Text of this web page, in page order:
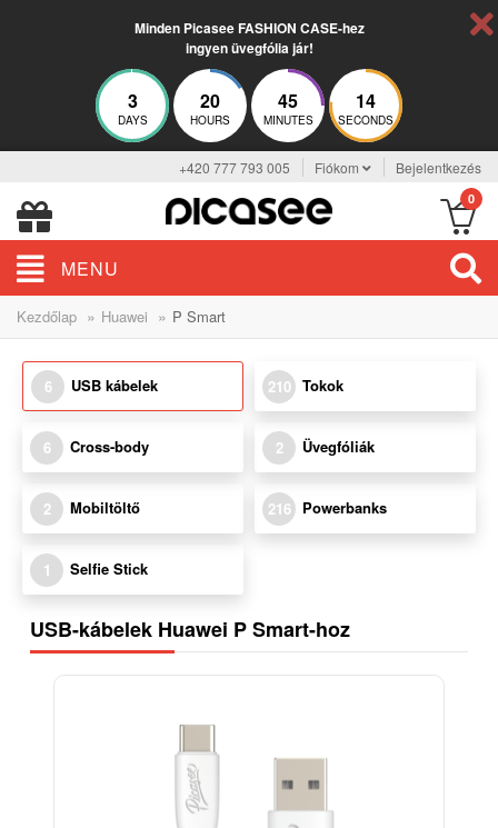
Minden Picasee FASHION CASE-hez
ingyen üvegfólia jár!
3
DAYS
20
HOURS
45
MINUTES
13
SECONDS
+420 777 793 005 Fiókom Bejelentkezés
0
MENU
Kezdőlap » Huawei » P Smart
6 USB kábelek 210 Tokok
6 Cross-body 2 Üvegfóliák
2 Mobiltöltő 216 Powerbanks
1 Selfie Stick
USB-kábelek Huawei P Smart-hoz